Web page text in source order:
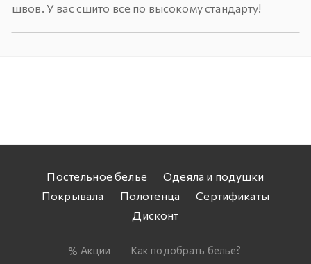
швов. У вас сшито все по высокому стандарту!
Постельное белье
Одеяла и подушки
Покрывала
Полотенца
Сертификаты
Дисконт
Акции
Как подобрать белье?